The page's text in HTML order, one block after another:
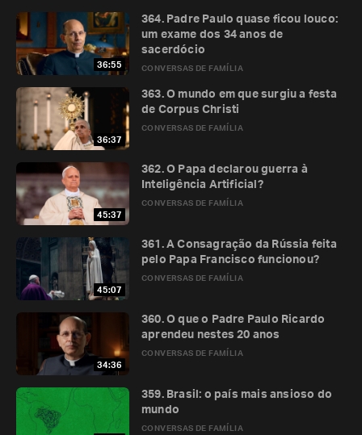
36:55 CONVERSAS DE FAMÍLIA
364. Padre Paulo quase ficou louco:
um exame dos 34 anos de
sacerdócio
36:37
CONVERSAS DE FAMÍLIA
363. O mundo em que surgiu a festa
de Corpus Christi
45:37
CONVERSAS DE FAMÍLIA
362. O Papa declarou guerra à
Inteligência Artificial?
45:07
CONVERSAS DE FAMÍLIA
361. A Consagração da Rússia feita
pelo Papa Francisco funcionou?
34:36
CONVERSAS DE FAMÍLIA
360. O que o Padre Paulo Ricardo
aprendeu nestes 20 anos
CONVERSAS DE FAMÍLIA
359. Brasil: o país mais ansioso do
mundo